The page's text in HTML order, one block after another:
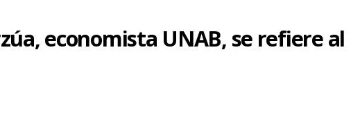
economista UNAB, se refiere al